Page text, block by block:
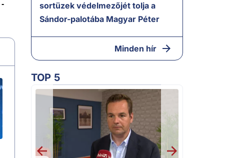
sortüzek védelmezőjét tolja a
Sándor-palotába Magyar Péter
Minden hír
TOP 5